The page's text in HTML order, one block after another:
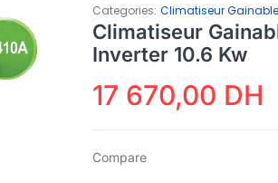
Categories: Climatiseur Gainable
Climatiseur
Inverter 10.6 Kw
17 670,00 DH
Compare